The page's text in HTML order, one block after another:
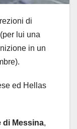
di
lui una
in un
ed Hellas
di Messina,